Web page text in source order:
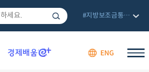
ENG
#지방보조금통합관리망